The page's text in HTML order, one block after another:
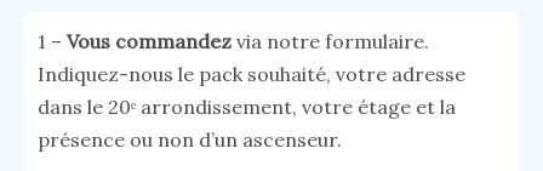
1 – Vous commandezvia notre formulaire.
Indiquez-nous le pack souhaité, votre adresse
dans le 20ᵉ arrondissement, votre étage et la
présence ou non d’un ascenseur.